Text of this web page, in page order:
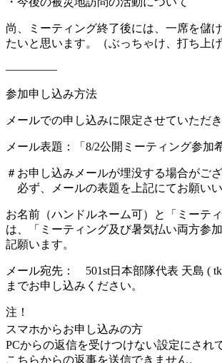
尚、ミーティング終了後には、一席を儲
たいと思います。（ぶっちゃけ、打ち上げ
————–
参加申し込み方法
メールでの申し込みに限定させていただき
メール表題：「8/2公開ミーティング参加
＃お申し込みメールが埋没する場合がござ
必ず、メールの表題を上記にてお願いい
お名前（ハンドルネーム可）と「ミーテ
は、「ミーティング及び暑気払い両方参
記願います。
メール宛先： 501st日本部隊代表 天島 (
までお申し込みください。
注！
スマホからお申し込みの方
PCからの返信を受けつけない設定にされ
こちらからの返事を送信できません。